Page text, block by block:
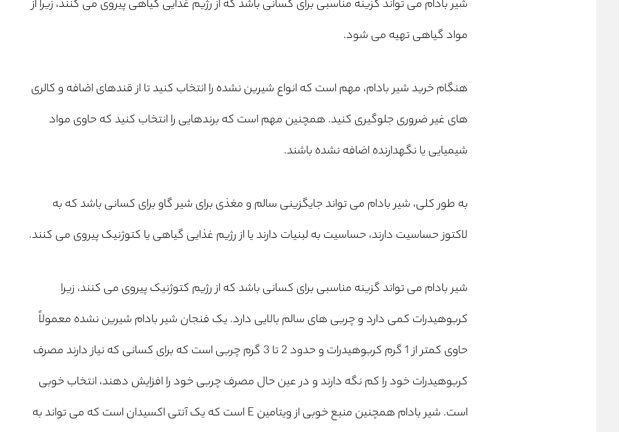
شیر بادام می تواند گزینه مناسبی برای کسانی باشد که از رژیم غذایی گیاهی پیروی می کنند، زیرا از
مواد گیاهی تهیه می شود.
هنگام خرید شیر بادام، مهم است که انواع شیرین نشده را انتخاب کنید تا از قندهای اضافه و کالری
های غیر ضروری جلوگیری کنید. همچنین مهم است که برندهایی را انتخاب کنید که حاوی مواد
شیمیایی یا نگهدارنده اضافه نشده باشند.
به طور کلی، شیر بادام می تواند جایگزینی سالم و مغذی برای شیر گاو برای کسانی باشد که به
لاکتوز حساسیت دارند، حساسیت به لبنیات دارند یا از رژیم غذایی گیاهی یا کتوژنیک پیروی می کنند.
شیر بادام می تواند گزینه مناسبی برای کسانی باشد که از رژیم کتوژنیک پیروی می کنند، زیرا
کربوهیدرات کمی دارد و چربی های سالم بالایی دارد. یک فنجان شیر بادام شیرین نشده معمولاً
حاوی کمتر از 1 گرم کربوهیدرات و حدود 2 تا 3 گرم چربی است که برای کسانی که نیاز دارند مصرف
کربوهیدرات خود را کم نگه دارند و در عین حال مصرف چربی خود را افزایش دهند، انتخاب خوبی
است. شیر بادام همچنین منبع خوبی از ویتامین E است که یک آنتی اکسیدان است که می تواند به